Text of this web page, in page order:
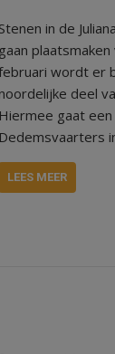
Stenen in de
gaan
wordt er
noordelijke deel
Hiermee gaat
Dedemsvaarters
LEES MEER